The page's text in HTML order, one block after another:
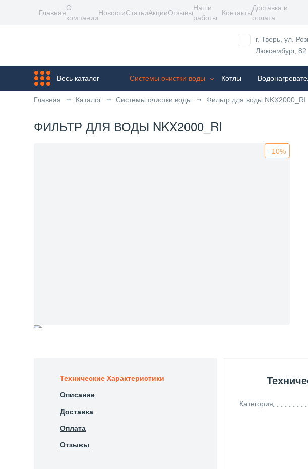
Главная
О
компании
НовостиСтатьиАкцииОтзывы
Наши
работы
Контакты
Доставка и
оплата
г. Тверь, ул.
Люксембург, 82
Весь каталог Системы очистки воды Котлы
Главная Каталог Системы очистки воды Фильтр для воды NKX2000_RI
ФИЛЬТР ДЛЯ ВОДЫ NKX2000_RI
-10%
Технические Характеристики
Категория
Описание
Доставка
Оплата
Отзывы